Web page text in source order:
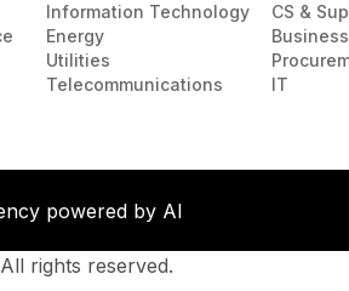
Information Technology
Energy
Utilities
Telecommunications
CS &
IT
powered by AI
rights reserved.